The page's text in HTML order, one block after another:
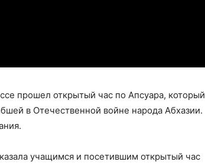
прошел открытый час по Апсуара, который
в Отечественной войне народа Абхазии.
учащимся и посетившим открытый час